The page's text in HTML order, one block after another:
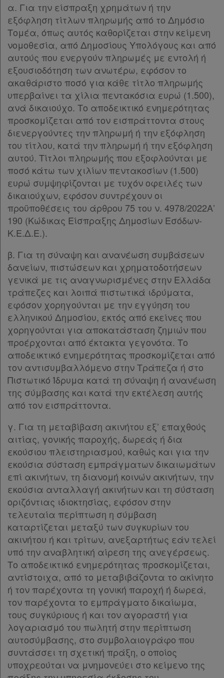
α. Για την είσπραξη χρημάτων ή την
εξόφληση τίτλων πληρωμής από το Δημόσιο
Τομέα, όπως αυτός καθορίζεται στην κείμενη
νομοθεσία, από Δημοσίους Υπολόγους και από
αυτούς που ενεργούν πληρωμές με εντολή ή
εξουσιοδότηση των ανωτέρω, εφόσον το
ακαθάριστο ποσό για κάθε τίτλο πληρωμής
υπερβαίνει τα χίλια πεντακόσια ευρώ (1.500),
ανά δικαιούχο. Το αποδεικτικό ενημερότητας
προσκομίζεται από τον εισπράττοντα στους
διενεργούντες την πληρωμή ή την εξόφληση
του τίτλου, κατά την πληρωμή ή την εξόφληση
αυτού. Τίτλοι πληρωμής που εξοφλούνται με
ποσό κάτω των χιλίων πεντακοσίων (1.500)
ευρώ συμψηφίζονται με τυχόν οφειλές των
δικαιούχων, εφόσον συντρέχουν οι
προϋποθέσεις του άρθρου 75 του ν. 4978/2022Α’
190 (Κώδικας Είσπραξης Δημοσίων Εσόδων-
Κ.Ε.Δ.Ε.).
β. Για τη σύναψη και ανανέωση συμβάσεων
δανείων, πιστώσεων και χρηματοδοτήσεων
γενικά με τις αναγνωρισμένες στην Ελλάδα
τράπεζες και λοιπά πιστωτικά ιδρύματα,
εφόσον χορηγούνται με την εγγύηση του
ελληνικού Δημοσίου, εκτός από εκείνες που
χορηγούνται για αποκατάσταση ζημιών που
προέρχονται από έκτακτα γεγονότα. Το
αποδεικτικό ενημερότητας προσκομίζεται από
τον αντισυμβαλλόμενο στην Τράπεζα ή στο
Πιστωτικό Ίδρυμα κατά τη σύναψη ή ανανέωση
της σύμβασης και κατά την εκτέλεση αυτής
από τον εισπράττοντα.
γ. Για τη μεταβίβαση ακινήτου εξ’ επαχθούς
αιτίας, γονικής παροχής, δωρεάς ή δια
εκούσιου πλειστηριασμού, καθώς και για την
εκούσια σύσταση εμπράγματων δικαιωμάτων
επί ακινήτων, τη διανομή κοινών ακινήτων, την
εκούσια ανταλλαγή ακινήτων και τη σύσταση
οριζόντιας ιδιοκτησίας, εφόσον στην
τελευταία περίπτωση η σύμβαση
καταρτίζεται μεταξύ των συγκυρίων του
ακινήτου ή και τρίτων, ανεξαρτήτως εάν τελεί
υπό την αναβλητική αίρεση της ανεγέρσεως.
Το αποδεικτικό ενημερότητας προσκομίζεται,
αντίστοιχα, από το μεταβιβάζοντα το ακίνητο
ή τον παρέχοντα τη γονική παροχή ή δωρεά,
τον παρέχοντα το εμπράγματο δικαίωμα,
τους συγκύριους ή και τον αγοραστή για
λογαριασμό του πωλητή στην περίπτωση
αυτοσύμβασης, στο συμβολαιογράφο που
συντάσσει τη σχετική πράξη, ο οποίος
υποχρεούται να μνημονεύει στο κείμενο της